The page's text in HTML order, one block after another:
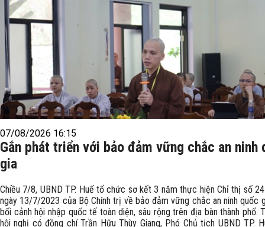
07/08/2026 16:15
Gắn phát triển với bảo đảm vững chắc an ninh
gia
Chiều 7/8, UBND TP. Huế tổ chức sơ kết 3 năm thực hiện Chỉ thị số
ngày 13/7/2023 của Bộ Chính trị về bảo đảm vững chắc an ninh quốc
bối cảnh hội nhập quốc tế toàn diện, sâu rộng trên địa bàn thành phố.
hội nghị có đồng chí Trần Hữu Thùy Giang, Phó Chủ tịch UBND TP.